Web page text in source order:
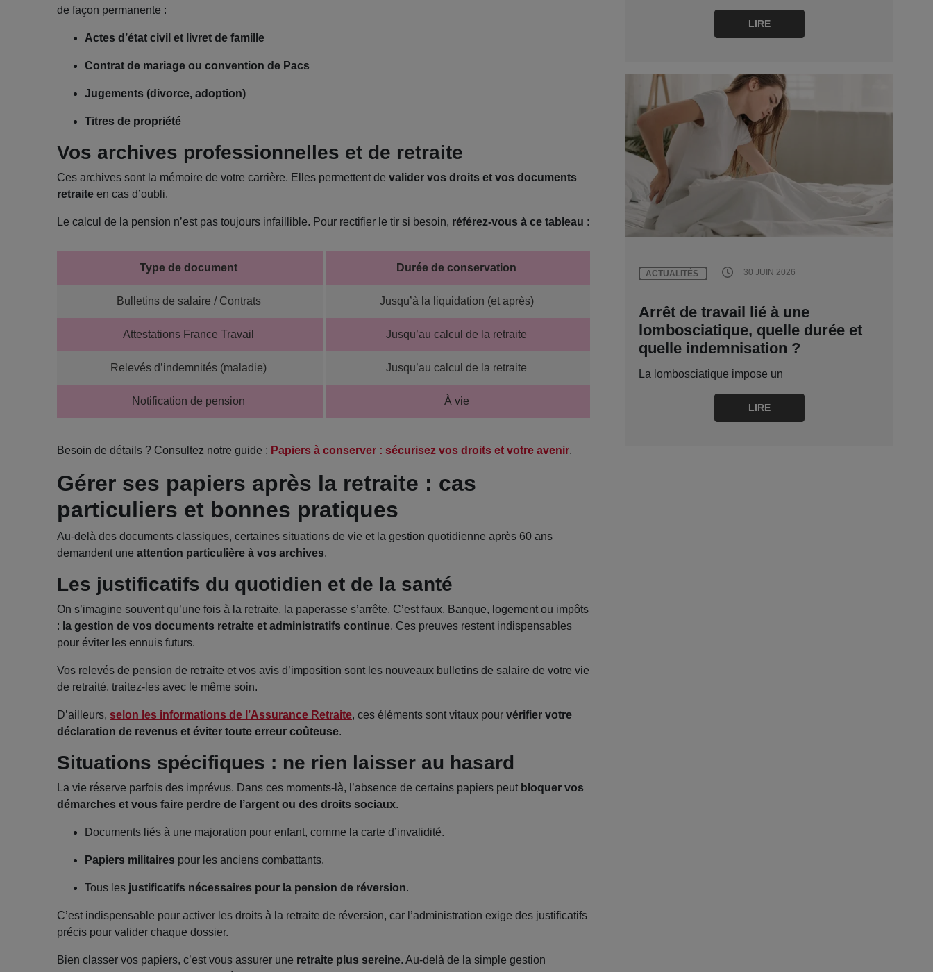
de façon permanente :
Actes d’état civil et livret de famille
Contrat de mariage ou convention de Pacs
Jugements (divorce, adoption)
Titres de propriété
Vos archives professionnelles et de retraite
Ces archives sont la mémoire de votre carrière. Elles permettent de valider vos droits et vos documents
retraite en cas d’oubli.
Le calcul de la pension n’est pas toujours infaillible. Pour rectifier le tir si besoin, référez-vous à ce tableau :
Type de document Durée de conservation
Bulletins de salaire / Contrats Jusqu’à la liquidation (et après)
Attestations France Travail Jusqu’au calcul de la retraite
Relevés d’indemnités (maladie) Jusqu’au calcul de la retraite
Notification de pension À vie
Besoin de détails ? Consultez notre guide : Papiers à conserver : sécurisez vos droits et votre avenir.
Gérer ses papiers après la retraite : cas
particuliers et bonnes pratiques
Au-delà des documents classiques, certaines situations de vie et la gestion quotidienne après 60 ans
demandent une attention particulière à vos archives.
Les justificatifs du quotidien et de la santé
On s’imagine souvent qu’une fois à la retraite, la paperasse s’arrête. C’est faux. Banque, logement ou impôts
: la gestion de vos documents retraite et administratifs continue. Ces preuves restent indispensables
pour éviter les ennuis futurs.
Vos relevés de pension de retraite et vos avis d’imposition sont les nouveaux bulletins de salaire de votre vie
de retraité, traitez-les avec le même soin.
D’ailleurs, selon les informations de l’Assurance Retraite, ces éléments sont vitaux pour vérifier votre
déclaration de revenus et éviter toute erreur coûteuse.
Situations spécifiques : ne rien laisser au hasard
La vie réserve parfois des imprévus. Dans ces moments-là, l’absence de certains papiers peut bloquer vos
démarches et vous faire perdre de l’argent ou des droits sociaux.
Documents liés à une majoration pour enfant, comme la carte d’invalidité.
Papiers militaires pour les anciens combattants.
Tous les justificatifs nécessaires pour la pension de réversion.
C’est indispensable pour activer les droits à la retraite de réversion, car l’administration exige des justificatifs
précis pour valider chaque dossier.
Bien classer vos papiers, c’est vous assurer une retraite plus sereine. Au-delà de la simple gestion
LIRE
ACTUALITÉS 30 JUIN 2026
Arrêt de travail lié à une
lombosciatique, quelle durée et
quelle indemnisation ?
La lombosciatique impose un
LIRE